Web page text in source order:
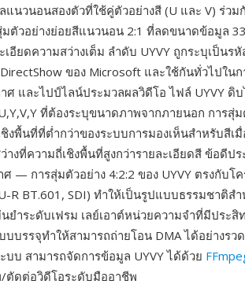
แนวนอนสองตัวที่ใช้คู่ตัวอย่างสี (U และ V) ร่ว
มตัวอย่างย่อยสีแนวนอน 2:1 ที่ลดขนาดข้อมูล
อียดความสว่างเต็ม ลำดับ UYVY ถูกระบุเป็นรหั
ของ Microsoft และใช้กันทั่วไปใน
และไปป์ไลน์ประมวลผลวิดีโอ ไฟล์ UYVY ดิบ
ที่ต้องระบุขนาดภาพจากภายนอก การสุ่ม
งพื้นที่ที่ต่ำกว่าของระบบการมองเห็นสำหรับสีเ
างที่ความถี่เชิงพื้นที่สูงกว่ารายละเอียดสี ข้อดีป
— การสุ่มตัวอย่าง 4:2:2 ของ UYVY ตรงกับโค
R BT.601, SDI) ทำให้เป็นรูปแบบธรรมชาติส
ำระดับเฟรม เลย์เอาต์หน่วยความจำที่มีประสิ
บรรจุทำให้สามารถถ่ายโอน DMA ได้อย่างรวด
บ สามารถจัดการข้อมูล UYVY ได้ด้วย
ตัดต่อวิดีโอระดับมืออาชีพ